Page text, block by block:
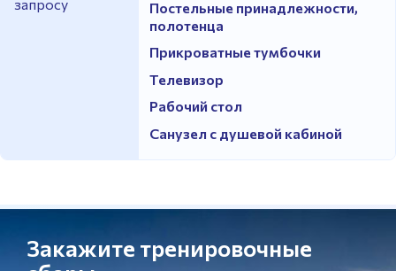
запросу
Постельные принадлежности,
полотенца
Прикроватные тумбочки
Телевизор
Рабочий стол
Санузел с душевой кабиной
Закажите тренировочные